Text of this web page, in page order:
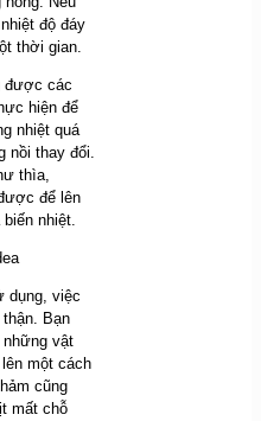
độ đáy
thời gian.
được các
hiện để
nhiệt quá
nồi thay đổi.
thìa,
để lên
nhiệt.
dụng, việc
Bạn
những vật
một cách
cũng
mất chỗ